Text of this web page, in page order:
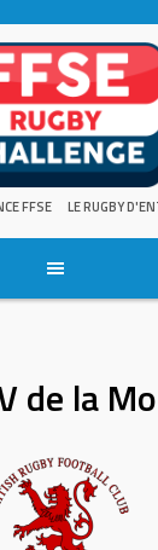
FFSE LE RUGBY
de la